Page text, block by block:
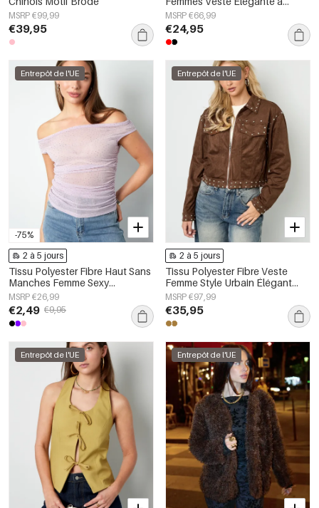
MSRP €99,99
€39,95
Carreaux Automne/Hiver
MSRP €66,99
€24,95
-75%
Entrepôt de l'UE
2 à 5 jours
Tissu Polyester Fibre Haut Sans
Manches Femme Sexy
Transparent Couleur Unie
MSRP €26,99
€2,49 €9,95
Entrepôt de l'UE
2 à 5 jours
Tissu Polyester Fibre Veste
Femme Style Urbain Élégant
Spécialité Couleur Unie
Automne/Hiver
MSRP €97,99
€35,95
Entrepôt de l'UE Entrepôt de l'UE